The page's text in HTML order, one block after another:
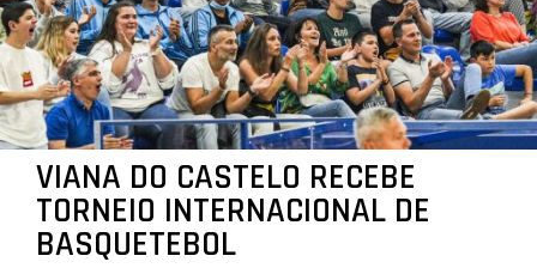
VIANA DO CASTELO RECEBE
TORNEIO INTERNACIONAL DE
BASQUETEBOL